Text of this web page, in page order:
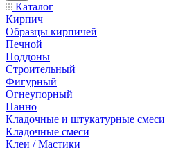
Каталог
Кирпич
Образцы кирпичей
Печной
Поддоны
Строительный
Фигурный
Огнеупорный
Панно
Кладочные и штукатурные смеси
Кладочные смеси
Клеи / Мастики